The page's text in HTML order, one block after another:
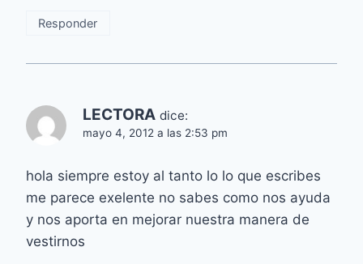
Responder
LECTORA dice:
mayo 4, 2012 a las 2:53 pm
hola siempre estoy al tanto lo lo que escribes
me parece exelente no sabes como nos ayuda
y nos aporta en mejorar nuestra manera de
vestirnos